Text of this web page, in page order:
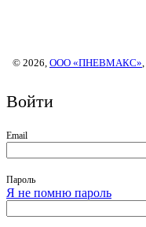
© 2026, ООО «ПНЕВМАКС»,
Войти
Email
Пароль
Я не помню пароль